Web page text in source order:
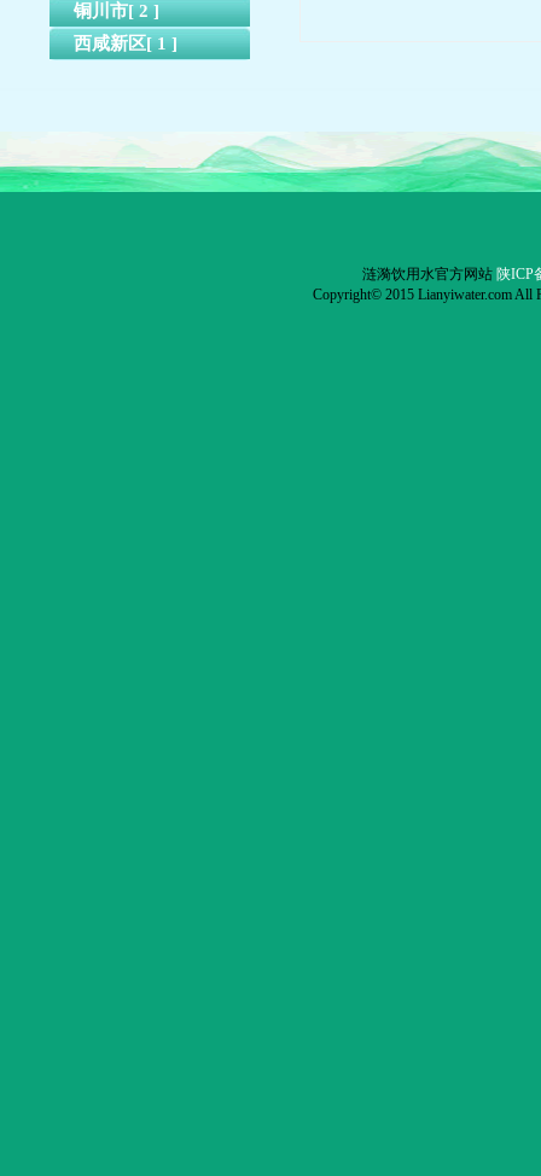
铜川市[ 2 ]
西咸新区[ 1 ]
涟漪饮用水官方网站 陕ICP
Copyright© 2015 Lianyiwater.com